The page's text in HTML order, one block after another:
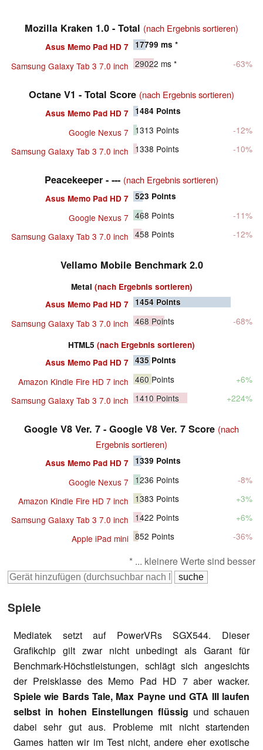
Mozilla Kraken 1.0 - Total (nach Ergebnis sortieren)
Asus Memo Pad HD 7 17799 ms *
Samsung Galaxy Tab 3 7.0 inch 29022 ms * -63%
Octane V1 - Total Score (nach Ergebnis sortieren)
Asus Memo Pad HD 7 1484 Points
Google Nexus 7 1313 Points
-12%
Samsung Galaxy Tab 3 7.0 inch
1338 Points -10%
Peacekeeper - --- (nach Ergebnis sortieren)
Asus Memo Pad HD 7 523 Points
Google Nexus 7 468 Points
-11%
Samsung Galaxy Tab 3 7.0 inch 458 Points -12%
Vellamo Mobile Benchmark 2.0
Metal (nach Ergebnis sortieren)
Asus Memo Pad HD 7
1454 Points
Samsung Galaxy Tab 3 7.0 inch 468 Points -68%
HTML5 (nach Ergebnis sortieren)
Asus Memo Pad HD 7 435 Points
Amazon Kindle Fire HD 7 inch 460 Points
+6%
Samsung Galaxy Tab 3 7.0 inch
1410 Points +224%
Google V8 Ver. 7 - Google V8 Ver. 7 Score (nach
Ergebnis sortieren)
Asus Memo Pad HD 7 1339 Points
Google Nexus 7 1236 Points
-8%
Amazon Kindle Fire HD 7 inch
1383 Points
+3%
Samsung Galaxy Tab 3 7.0 inch
1422 Points
+6%
Apple iPad mini 852 Points -36%
* ... kleinere Werte sind besser
Spiele
Mediatek setzt auf PowerVRs SGX544. Dieser
Grafikchip gilt zwar nicht unbedingt als Garant für
Benchmark-Höchstleistungen, schlägt sich angesichts
der Preisklasse des Memo Pad HD 7 aber wacker.
Spiele wie Bards Tale, Max Payne und GTA III laufen
selbst in hohen Einstellungen flüssig und schauen
dabei sehr gut aus. Probleme mit nicht startenden
Games hatten wir im Test nicht, andere eher exotische